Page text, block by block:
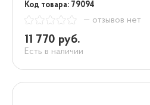
Код товара: 79094
— отзывов нет
11 770 руб.
Есть в наличии